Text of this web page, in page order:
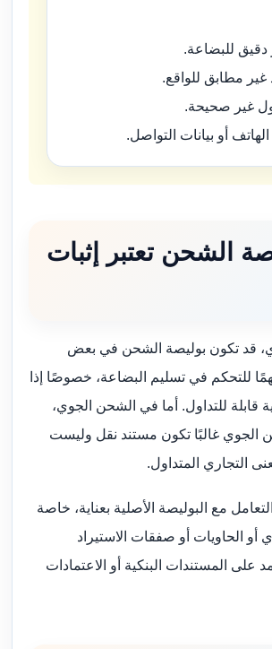
للبضاعة.
مطابق للواقع.
غير صحيحة.
أو بيانات التواصل.
الشحن تعتبر إثبات
قد تكون بوليصة الشحن في بعض
للتحكم في تسليم البضاعة، خصوصًا إذا
قابلة للتداول. أما في الشحن الجوي،
الجوي غالبًا تكون مستند نقل وليست
التجاري المتداول.
مع البوليصة الأصلية بعناية، خاصة
أو الحاويات أو صفقات الاستيراد
على المستندات البنكية أو الاعتمادات